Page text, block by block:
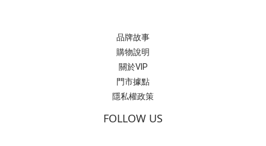
品牌故事
購物說明
關於VIP
門市據點
隱私權政策
FOLLOW US